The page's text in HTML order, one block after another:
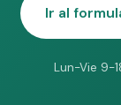
Ir al
Lun-Vie 9-